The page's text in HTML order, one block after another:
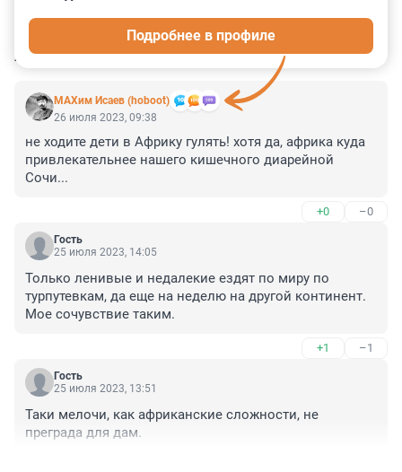
КОММЕНТАРИИ 14
МАХим Исаев (hoboot)
Подробнее в профиле
26 июля 2023, 09:38
не ходите дети в Африку гулять! хотя да, африка куда
привлекательнее нашего кишечного диарейной
Сочи...
+0 –0
Гость
25 июля 2023, 14:05
Только ленивые и недалекие ездят по миру по
турпутевкам, да еще на неделю на другой континент.
Мое сочувствие таким.
+1 –1
Гость
25 июля 2023, 13:51
Таки мелочи, как африканские сложности, не
преграда для дам.